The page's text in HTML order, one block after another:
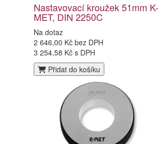
Nastavovací kroužek 51mm K-
MET, DIN 2250C
Na dotaz
2 646,00 Kč bez DPH
3 254,58 Kč s DPH
Přidat do košíku